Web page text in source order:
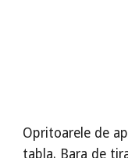
Opritoarele de
tabla. Bara de